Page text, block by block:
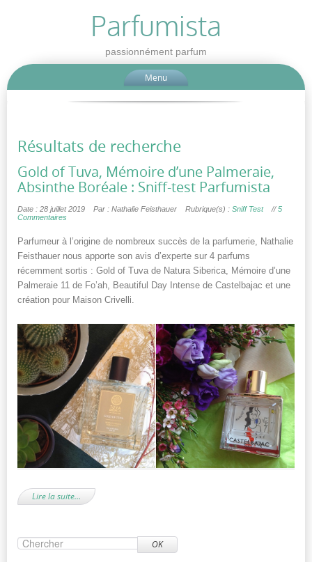
Parfumista
passionnément parfum
Menu
Résultats de recherche
Gold of Tuva, Mémoire d’une Palmeraie,
Absinthe Boréale : Sniff-test Parfumista
Date : 28 juillet 2019 Par : Nathalie Feisthauer Rubrique(s) : Sniff Test //5
Commentaires
Parfumeur à l’origine de nombreux succès de la parfumerie, Nathalie
Feisthauer nous apporte son avis d’experte sur 4 parfums
récemment sortis : Gold of Tuva de Natura Siberica, Mémoire d’une
Palmeraie 11 de Fo’ah, Beautiful Day Intense de Castelbajac et une
création pour Maison Crivelli.
Lire la suite…
OK